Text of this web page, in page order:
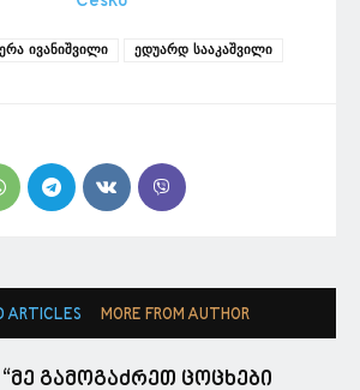
ივანიშვილი ედუარდ სააკაშვილი
ARTICLES MORE FROM AUTHOR
“მე გამოგაძრეთ ცოცხები